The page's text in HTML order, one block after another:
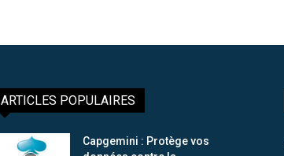
ARTICLES POPULAIRES
Capgemini : Protège vos